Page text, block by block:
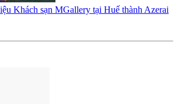
Khách sạn MGallery tại Huế thành Azerai